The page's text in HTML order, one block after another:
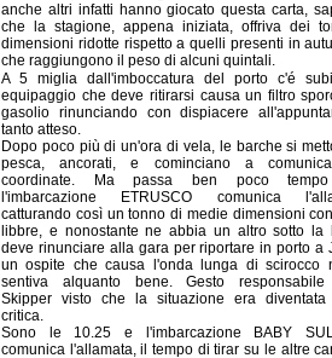
anche altri infatti hanno giocato questa carta,
che la stagione, appena iniziata, offriva dei
dimensioni ridotte rispetto a quelli presenti in
che raggiungono il peso di alcuni quintali.
A 5 miglia dall'imboccatura del porto c'é
equipaggio che deve ritirarsi causa un filtro
gasolio rinunciando con dispiacere
tanto atteso.
Dopo poco più di un'ora di vela, le barche si
pesca, ancorati, e cominciano a
coordinate. Ma passa ben poco
l'imbarcazione ETRUSCO comunica
catturando così un tonno di medie dimensioni
libbre, e nonostante ne abbia un altro sotto la
deve rinunciare alla gara per riportare in porto a
un ospite che causa l'onda lunga di scirocco
sentiva alquanto bene. Gesto
Skipper visto che la situazione era diventata
critica.
Sono le 10.25 e l'imbarcazione BABY
comunica l'allamata, il tempo di tirar su le altre